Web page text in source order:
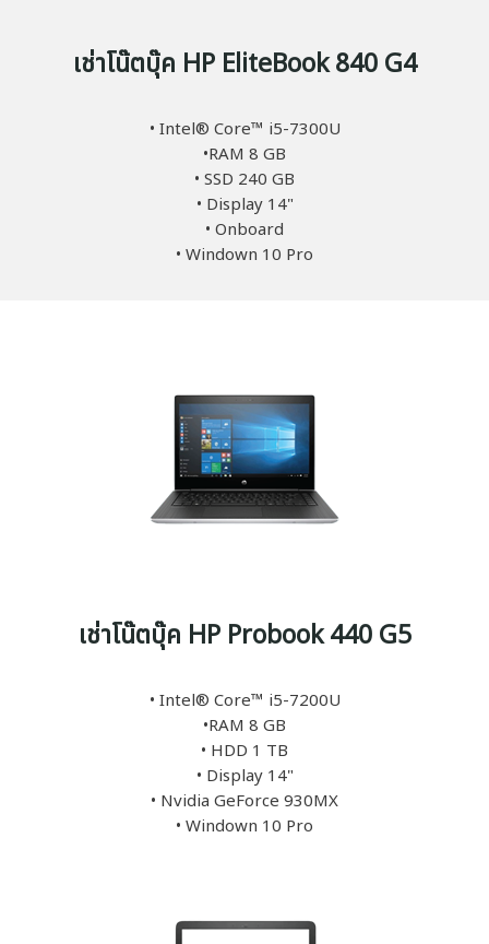
เช่าโน๊ตบุ๊ค HP EliteBook 840 G4
• Intel® Core™ i5-7300U
•RAM 8 GB
• SSD 240 GB
• Display 14"
• Onboard
• Windown 10 Pro
เช่าโน๊ตบุ๊ค HP Probook 440 G5
• Intel® Core™ i5-7200U
•RAM 8 GB
• HDD 1 TB
• Display 14"
• Nvidia GeForce 930MX
• Windown 10 Pro